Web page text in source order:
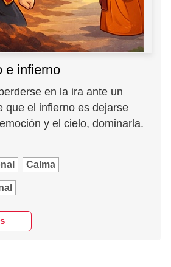
e infierno
en la ira ante un
que el infierno es dejarse
y el cielo, dominarla.
Calma